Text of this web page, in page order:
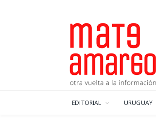
EDITORIAL URUGUAY